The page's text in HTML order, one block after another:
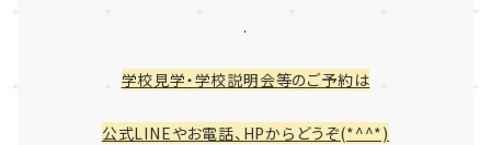
.
学校見学・学校説明会等のご予約は
公式LINEやお電話、HPからどうぞ(*^^*)